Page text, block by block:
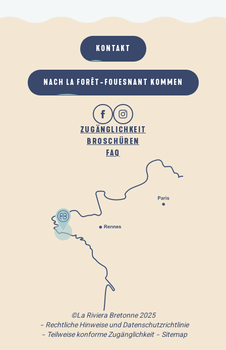
ZUGÄNGLICHKEIT
BROSCHÜREN
FAQ
KONTAKT
NACH LA FORÊT-FOUESNANT KOMMEN
©La Riviera Bretonne 2025
Rechtliche Hinweise und Datenschutzrichtlinie
Teilweise konforme Zugänglichkeit
Sitemap